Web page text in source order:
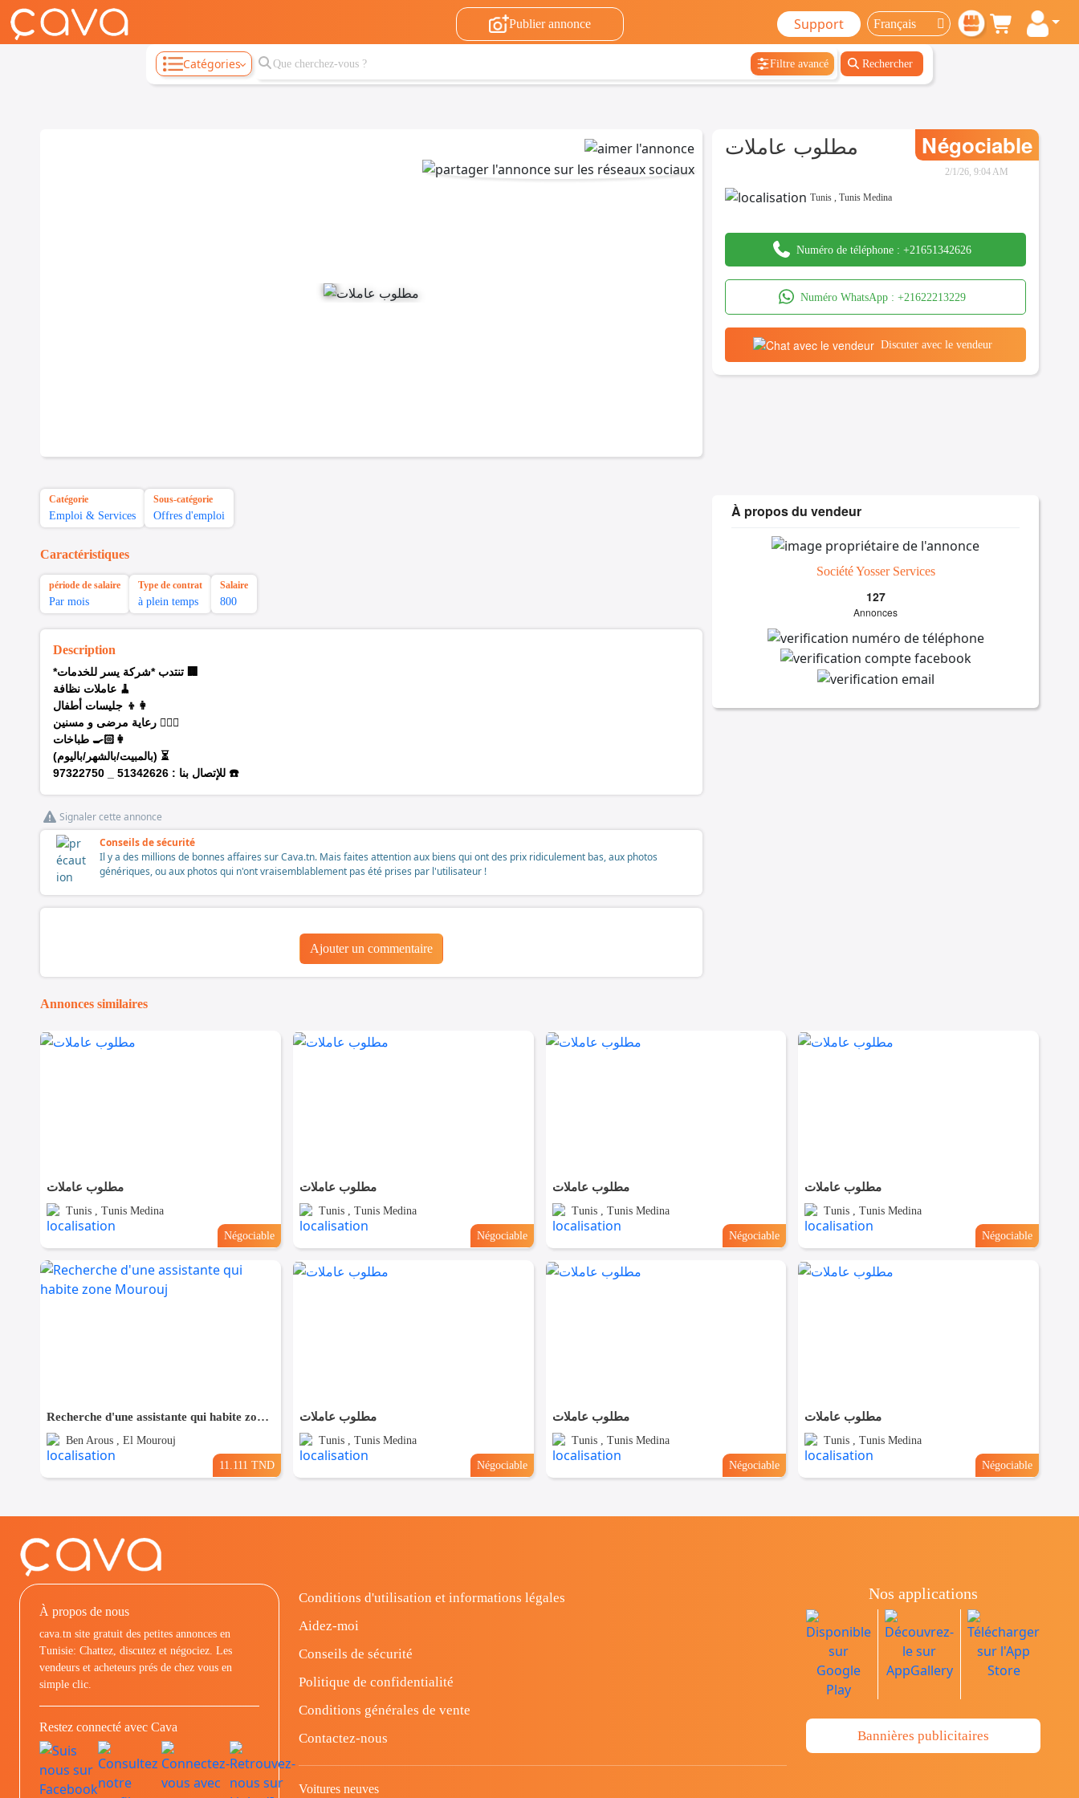
Publier annonce Support
Catégories Filtre avancé Rechercher
مطلوب عاملات Négociable
2/1/26, 9:04 AM
Tunis ,Tunis Medina
Numéro de téléphone :+21651342626
Numéro WhatsApp : +21622213229
Discuter avec le vendeur
Catégorie
Emploi & Services
Sous-catégorie
Offres d'emploi
Caractéristiques
période de salaire
Par mois
Type de contrat
à plein temps
Salaire
800
Description
*تنتدب *شركة يسر للخدمات 🏢
🧹
👩‍👦
رعاية مرضى و مسنين 👩🏼‍⚕️
طباخات 👩🏻‍🍳
(بالمبيت/بالشهر/باليوم) ⏳
للإتصال بنا :
51342626
97322750 ☎️
Signaler cette annonce
Conseils de sécurité
Il y a des millions de bonnes affaires sur Cava.tn. Mais faites attention aux biens qui ont des prix ridiculement bas, aux photos
génériques, ou aux photos qui n'ont vraisemblablement pas été prises par l'utilisateur !
Ajouter un commentaire
À propos du vendeur
Société Yosser Services
127
Annonces
Annonces similaires
مطلوب عاملات
Tunis , Tunis Medina
Négociable
مطلوب عاملات
Tunis , Tunis Medina
Négociable
مطلوب عاملات
Tunis , Tunis Medina
Négociable
مطلوب عاملات
Tunis , Tunis Medina
Négociable
Recherche d'une assistante qui habite zone Mourouj
Ben Arous , El Mourouj
11.111 TND
مطلوب عاملات
Tunis , Tunis Medina
Négociable
مطلوب عاملات
Tunis , Tunis Medina
Négociable
مطلوب عاملات
Tunis , Tunis Medina
Négociable
À propos de nous
cava.tn site gratuit des petites annonces en
Tunisie: Chattez, discutez et négociez. Les
vendeurs et acheteurs prés de chez vous en
simple clic.
Restez connecté avec Cava
Conditions d'utilisation et informations légales
Aidez-moi
Conseils de sécurité
Politique de confidentialité
Conditions générales de vente
Contactez-nous
Voitures neuves
Nos applications
Bannières publicitaires